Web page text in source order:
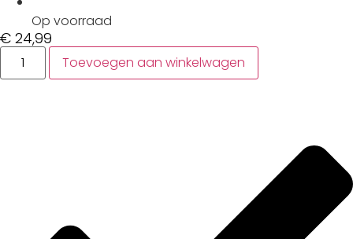
Op voorraad
€ 24,99
Toevoegen aan winkelwagen